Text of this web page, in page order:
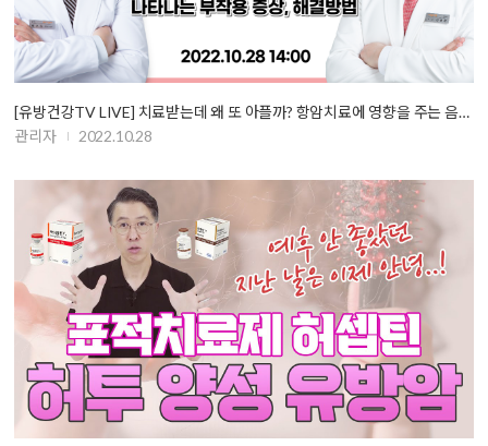
[유방건강TV LIVE] 치료받는데 왜 또 아플까? 항암치료에 영향을 주는 음…
관리자
2022.10.28